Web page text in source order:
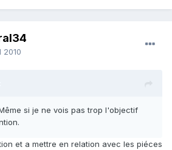
2010
si je ne vois pas trop l'objectif
et a mettre en relation avec les piéces